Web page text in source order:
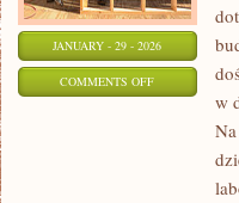
JANUARY - 29 - 2026
COMMENTS OFFON
w